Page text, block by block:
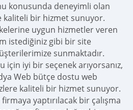
konusunda deneyimli olan
kaliteli bir hizmet sunuyor.
uygun hizmetler veren
istediğiniz gibi bir site
sunmaktadır.
için iyi bir seçenek arıyorsanız,
Web bütçe dostu web
kaliteli bir hizmet sunuyor.
yaptırılacak bir çalışma